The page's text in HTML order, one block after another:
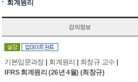
회계원리
강의정보
기본입문과정 | 회계원리 | 최창규 교수 |
IFRS 회계원리 (26년 4월) (최창규)